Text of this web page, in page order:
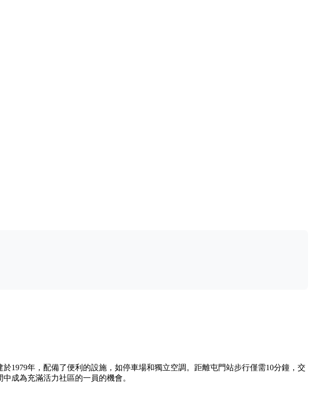
1979年，配備了便利的設施，如停車場和獨立空調。距離屯門站步行僅需10分鐘，交
成為充滿活力社區的一員的機會。